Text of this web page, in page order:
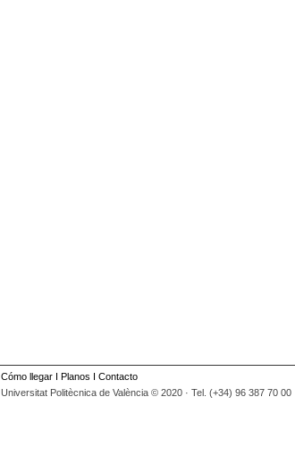
Cómo llegar I Planos I Contacto
Universitat Politècnica de València © 2020 · Tel. (+34) 96 387 70 00